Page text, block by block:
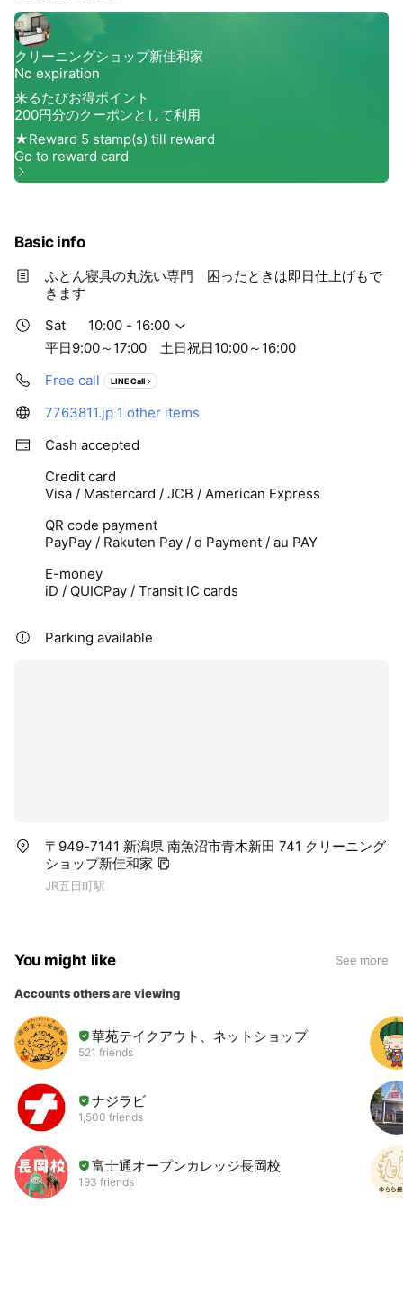
Basic info
ふとん寝具の丸洗い専門 困ったときは即日仕上げもで
きます
Sat
10:00 - 16:00
平日9:00～17:00 土日祝日10:00～16:00
Free call
LINE Call
7763811.jp 1 other items
Cash accepted
Credit card
Visa / Mastercard / JCB / American Express
QR code payment
PayPay / Rakuten Pay / d Payment / au PAY
E-money
iD / QUICPay / Transit IC cards
Parking available
〒949-7141 新潟県 南魚沼市青木新田 741 クリーニング
ショップ新佳和家
JR五日町駅
You might like See more
Accounts others are viewing
華苑テイクアウト、ネットショップ
521 friends
ナジラビ
1,500 friends
富士通オープンカレッジ長岡校
193 friends